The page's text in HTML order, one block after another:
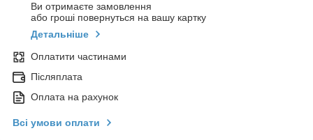
Ви отримаєте замовлення
або гроші повернуться на вашу картку
Детальніше
Оплатити частинами
Післяплата
Оплата на рахунок
Всі умови оплати